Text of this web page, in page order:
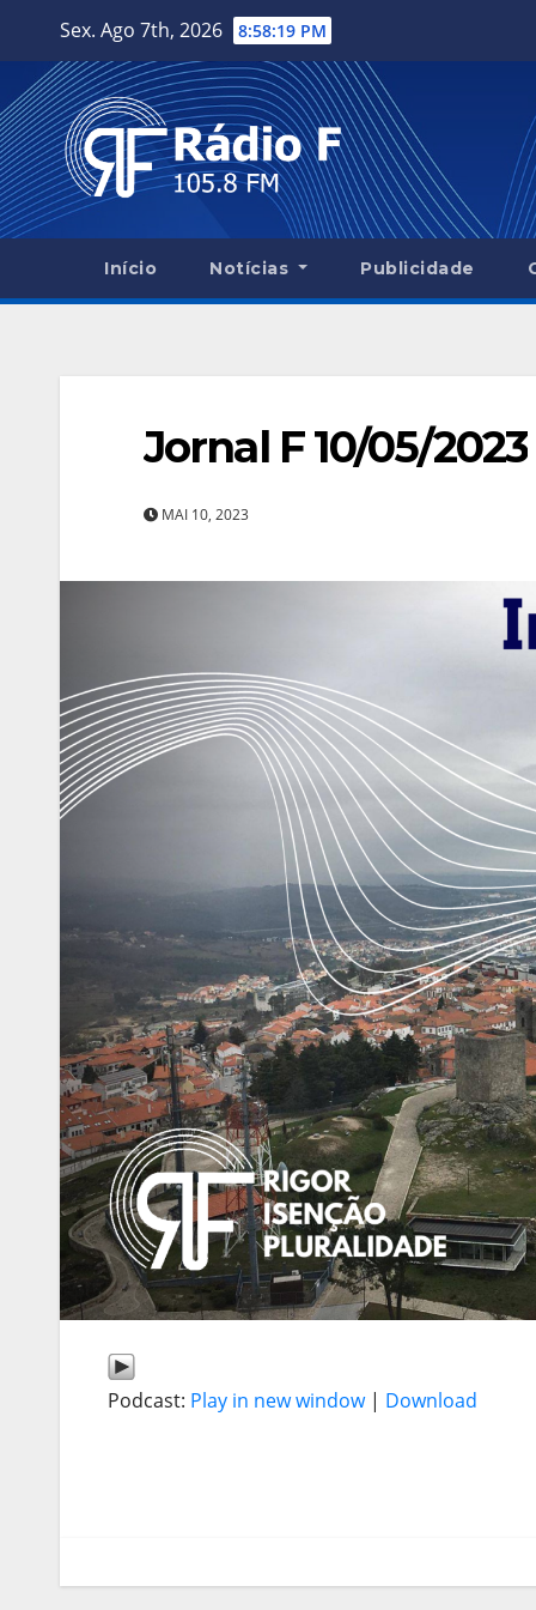
content
Sex. Ago 7th, 2026 8:58:20 PM
Início Notícias Publicidade
Jornal F 10/05/2023
MAI 10, 2023
Podcast: Play in new window| Download